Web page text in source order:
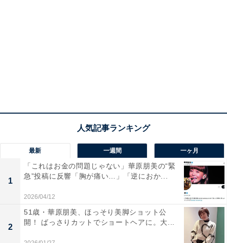
最新 一週間 一ヶ月
1
「これはお金の問題じゃない」華原朋美の“緊
急”投稿に反響「胸が痛い…」「逆におか...
2026/04/12
2
51歳・華原朋美、ほっそり美脚ショット公
開！ ばっさりカットでショートヘアに。大...